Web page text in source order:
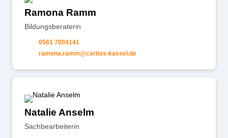
Ramona Ramm
Bildungsberaterin
0561 7004141
r m n r mm c r t s-k ss d
Natalie Anselm
Sachbearbeiterin